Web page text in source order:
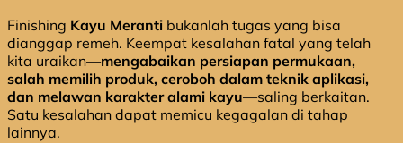
Finishing Kayu Meranti bukanlah tugas yang bisa
dianggap remeh. Keempat kesalahan fatal yang telah
kita uraikan—mengabaikan persiapan permukaan,
salah memilih produk, ceroboh dalam teknik aplikasi,
dan melawan karakter alami kayu—saling berkaitan.
Satu kesalahan dapat memicu kegagalan di tahap
lainnya.